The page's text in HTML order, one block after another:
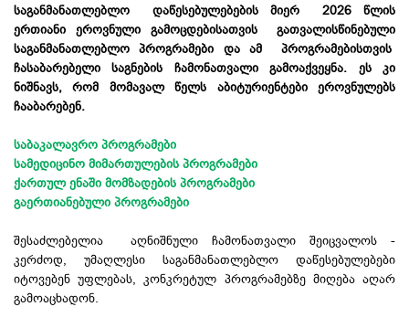
საგანმანათლებლო დაწესებულებების მიერ 2026 წლის
ერთიანი ეროვნული გამოცდებისათვის გათვალისწინებული
საგანმანათლებლო პროგრამები და ამ პროგრამებისთვის
ჩასაბარებელი საგნების ჩამონათვალი გამოაქვეყნა. ეს კი
ნიშნავს, რომ მომავალ წელს აბიტურიენტები ეროვნულებს
ჩააბარებენ.
საბაკალავრო პროგრამები
სამედიცინო მიმართულების პროგრამები
ქართულ ენაში მომზადების პროგრამები
გაერთიანებული პროგრამები
შესაძლებელია აღნიშნული ჩამონათვალი შეიცვალოს -
კერძოდ, უმაღლესი საგანმანათლებლო დაწესებულებები
იტოვებენ უფლებას, კონკრეტულ პროგრამებზე მიღება აღარ
გამოაცხადონ.